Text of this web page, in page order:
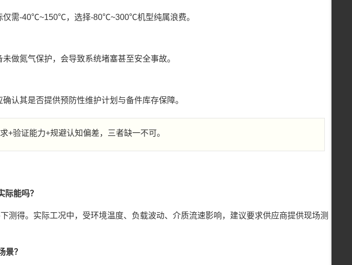
仅需-40℃~150℃，选择-80℃~300℃机型纯属浪费。
做氮气保护，会导致系统堵塞甚至安全事故。
认其是否提供预防性维护计划与备件库存保障。
+验证能力+规避认知偏差，三者缺一不可。
能吗？
测得。实际工况中，受环境温度、负载波动、介质流速影响，建议要求供应商提供现场测
景？